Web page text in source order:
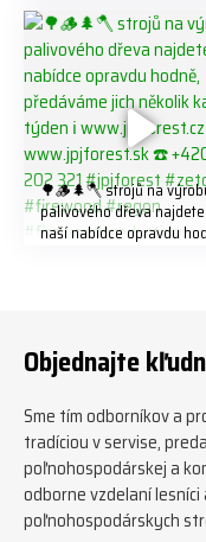
#biojack #regon
🌳🪵🌲🪓 strojů na
palivového dřeva
naší nabídce opravdu
#firewoodproduction
Objednajte
Sme tím odborníkov a
tradíciou v servise,
poľnohospodárskej a
odborne vzdelaní
poľnohospodárskych